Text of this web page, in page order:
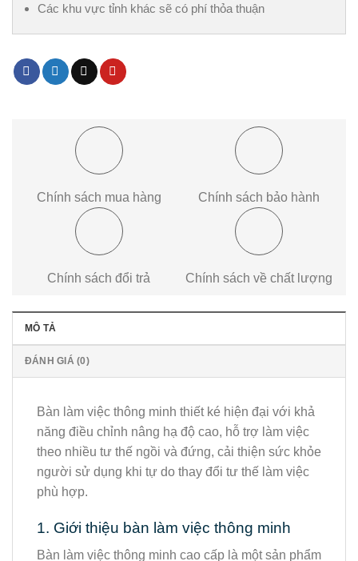
Các khu vực tỉnh khác sẽ có phí thỏa thuận
Chính sách mua hàng Chính sách bảo hành
Chính sách đổi trả Chính sách về chất lượng
MÔ TẢ
ĐÁNH GIÁ (0)
Bàn làm việc thông minh thiết ké hiện đại với khả
năng điều chỉnh nâng hạ độ cao, hỗ trợ làm việc
theo nhiều tư thế ngồi và đứng, cải thiện sức khỏe
người sử dụng khi tự do thay đổi tư thế làm việc
phù hợp.
1. Giới thiệu bàn làm việc thông minh
Bàn làm việc thông minh cao cấp là một sản phẩm